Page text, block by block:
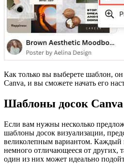
Как только вы выберете шаблон, он
Canva, и вы сможете начать его
Шаблоны досок
Если вам нужны несколько
шаблоны досок визуализации,
великолепным вариантом. Каждый
немного отличающееся от других,
один из них может идеально